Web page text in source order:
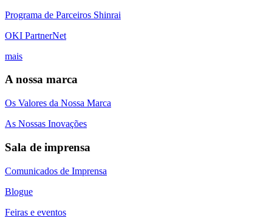
Programa de Parceiros Shinrai
OKI PartnerNet
mais
A nossa marca
Os Valores da Nossa Marca
As Nossas Inovações
Sala de imprensa
Comunicados de Imprensa
Blogue
Feiras e eventos